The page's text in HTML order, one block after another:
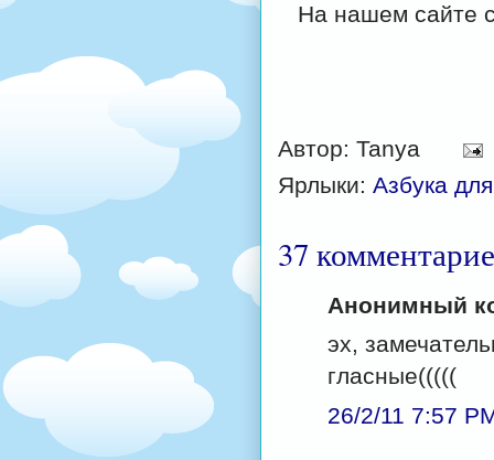
На нашем сайте
Автор: Tanya
Ярлыки: Азбука
37
Анонимный
эх,
гласные(((((
26/2/11 7:57